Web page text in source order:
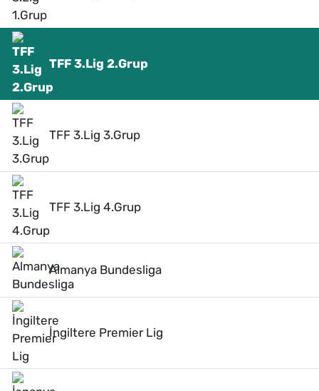
TFF 3.Lig 2.Grup
TFF 3.Lig 3.Grup
TFF 3.Lig 4.Grup
Almanya Bundesliga
İngiltere Premier Lig